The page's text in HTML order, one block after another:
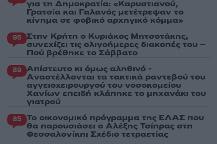
για τη Δημοκρατία: «Καρυστιανού,
Γρατσία και Γαλανός μετέτρεψαν το
κίνημα σε φοβικό αρχηγικό κόμμα»
95 Στην Κρήτη ο Κυριάκος Μητσοτάκης,
συνεχίζει τις ολιγοήμερες διακοπές του –
Πού βρέθηκε το Σάββατο
89 Απίστευτο κι όμως αληθινό -
Aναστέλλονται τα τακτικά ραντεβού του
αγγειοχειρουργού του νοσοκομείου
Χανίων επειδή κλάπηκε το μηχανάκι του
γιατρού
85 Το οικονομικό πρόγραμμα της ΕΛΑΣ που
θα παρουσιάσει ο Αλέξης Τσίπρας στη
Θεσσαλονίκη: Σχέδιο τετραετίας